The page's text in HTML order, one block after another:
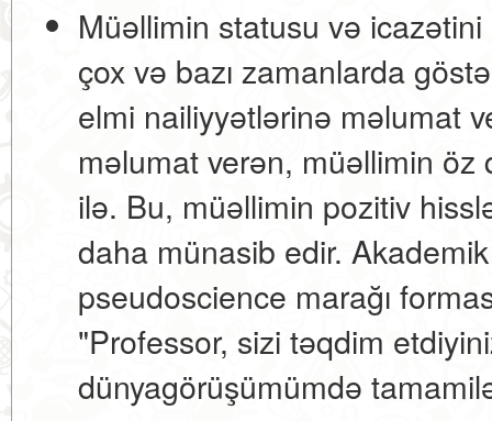
Müəllimin statusu və
çox və bazı zamanlarda
elmi nailiyyətlərinə məlumat
məlumat verən, müəllimin öz
ilə. Bu, müəllimin pozitiv
daha münasib edir.
pseudoscience marağı
"Professor, sizi təqdim
dünyagörüşümümdə